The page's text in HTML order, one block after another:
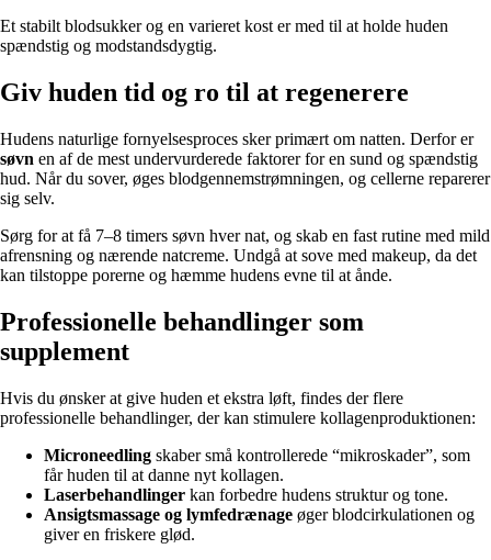
Et stabilt blodsukker og en varieret kost er med til at holde huden
spændstig og modstandsdygtig.
Giv huden tid og ro til at regenerere
Hudens naturlige fornyelsesproces sker primært om natten. Derfor er
søvn en af de mest undervurderede faktorer for en sund og spændstig
hud. Når du sover, øges blodgennemstrømningen, og cellerne reparerer
sig selv.
Sørg for at få 7–8 timers søvn hver nat, og skab en fast rutine med mild
afrensning og nærende natcreme. Undgå at sove med makeup, da det
kan tilstoppe porerne og hæmme hudens evne til at ånde.
Professionelle behandlinger som
supplement
Hvis du ønsker at give huden et ekstra løft, findes der flere
professionelle behandlinger, der kan stimulere kollagenproduktionen:
Microneedling skaber små kontrollerede “mikroskader”, som
får huden til at danne nyt kollagen.
Laserbehandlinger kan forbedre hudens struktur og tone.
Ansigtsmassage og lymfedrænage øger blodcirkulationen og
giver en friskere glød.